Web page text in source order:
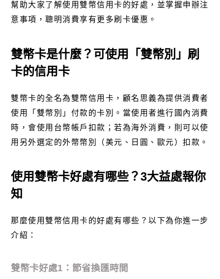
幫助大家了解使用雙幣信用卡的好處，並掌握申辦注
意事項，聰明消費享有更多刷卡優惠。
雙幣卡是什麼？可使用「雙幣別」刷
卡的信用卡
雙幣卡的全名為雙幣信用卡，顧名思義為提供消費者
使用「雙幣別」付款的卡別。當使用者進行國內消費
時，會使用台幣帳戶扣款；若為海外消費，則可以使
用另外選定的外幣幣別（美元、日圓、歐元）扣款。
使用雙幣卡好處有哪些？3大益處報你
知
那麼使用雙幣信用卡的好處有哪些？以下為你進一步
介紹：
雙幣卡好處1 ：節省換匯時間